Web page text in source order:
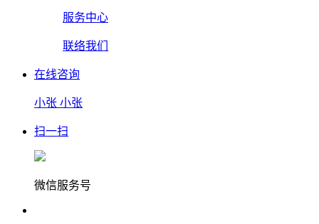
服务中心
联络我们
在线咨询
小张 小张
扫一扫
微信服务号